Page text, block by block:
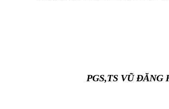
PGS,TS VŨ ĐĂNG